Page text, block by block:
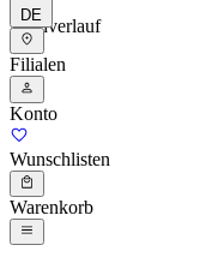
Suchverlauf
DE
Filialen
Konto
Wunschlisten
Warenkorb